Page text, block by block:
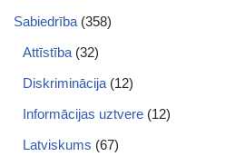
Sabiedrība (358)
Attīstība (32)
Diskriminācija (12)
Informācijas uztvere (12)
Latviskums (67)